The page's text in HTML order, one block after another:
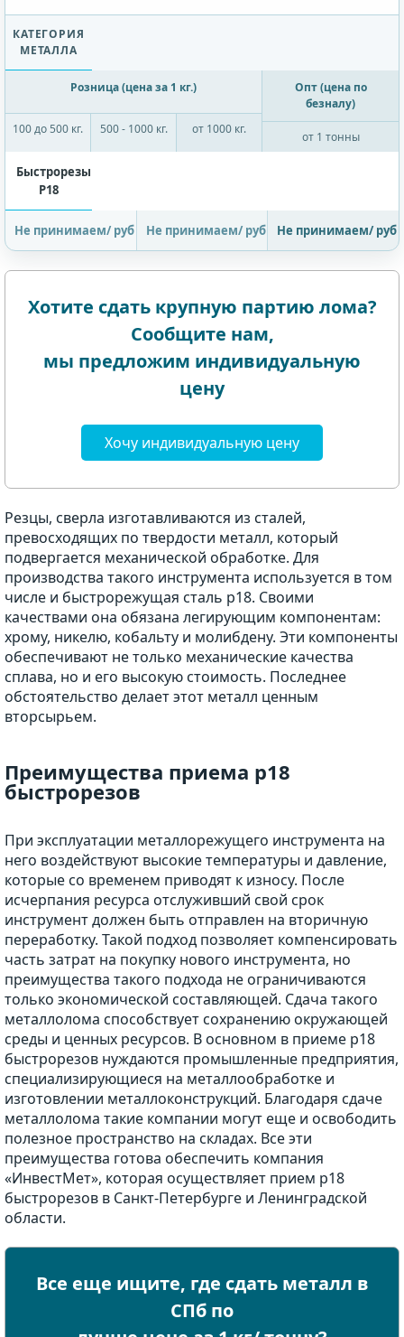
КАТЕГОРИЯ
МЕТАЛЛА
Розница (цена за 1 кг.)
100 до 500 кг. 500 - 1000 кг. от 1000 кг.
Опт (цена по
безналу)
от 1 тонны
Быстрорезы
Р18
Не принимаем/ руб Не принимаем/ руб Не принимаем/ руб
Хотите сдать крупную партию лома?
Сообщите нам,
мы предложим индивидуальную
цену
Хочу индивидуальную цену
Резцы, сверла изготавливаются из сталей,
превосходящих по твердости металл, который
подвергается механической обработке. Для
производства такого инструмента используется в том
числе и быстрорежущая сталь р18. Своими
качествами она обязана легирующим компонентам:
хрому, никелю, кобальту и молибдену. Эти компоненты
обеспечивают не только механические качества
сплава, но и его высокую стоимость. Последнее
обстоятельство делает этот металл ценным
вторсырьем.
Преимущества приема р18
быстрорезов
При эксплуатации металлорежущего инструмента на
него воздействуют высокие температуры и давление,
которые со временем приводят к износу. После
исчерпания ресурса отслуживший свой срок
инструмент должен быть отправлен на вторичную
переработку. Такой подход позволяет компенсировать
часть затрат на покупку нового инструмента, но
преимущества такого подхода не ограничиваются
только экономической составляющей. Сдача такого
металлолома способствует сохранению окружающей
среды и ценных ресурсов. В основном в приеме р18
быстрорезов нуждаются промышленные предприятия,
специализирующиеся на металлообработке и
изготовлении металлоконструкций. Благодаря сдаче
металлолома такие компании могут еще и освободить
полезное пространство на складах. Все эти
преимущества готова обеспечить компания
«ИнвестМет», которая осуществляет прием р18
быстрорезов в Санкт-Петербурге и Ленинградской
области.
Все еще ищите, где сдать металл в
СПб по